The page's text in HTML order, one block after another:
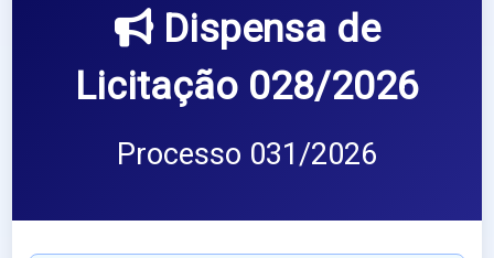
Dispensa de
Licitação 028/2026
Processo 031/2026